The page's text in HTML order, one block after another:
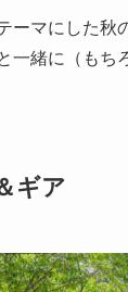
ーマにした秋
一緒に（もち
ギア